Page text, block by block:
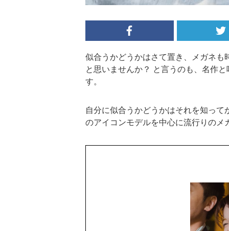
似合うかどうかはさて置き、メガネ
と思いませんか？ と言うのも、名作
す。
自分に似合うかどうかはそれを知っ
のアイコンモデルを中心に流行りのメ